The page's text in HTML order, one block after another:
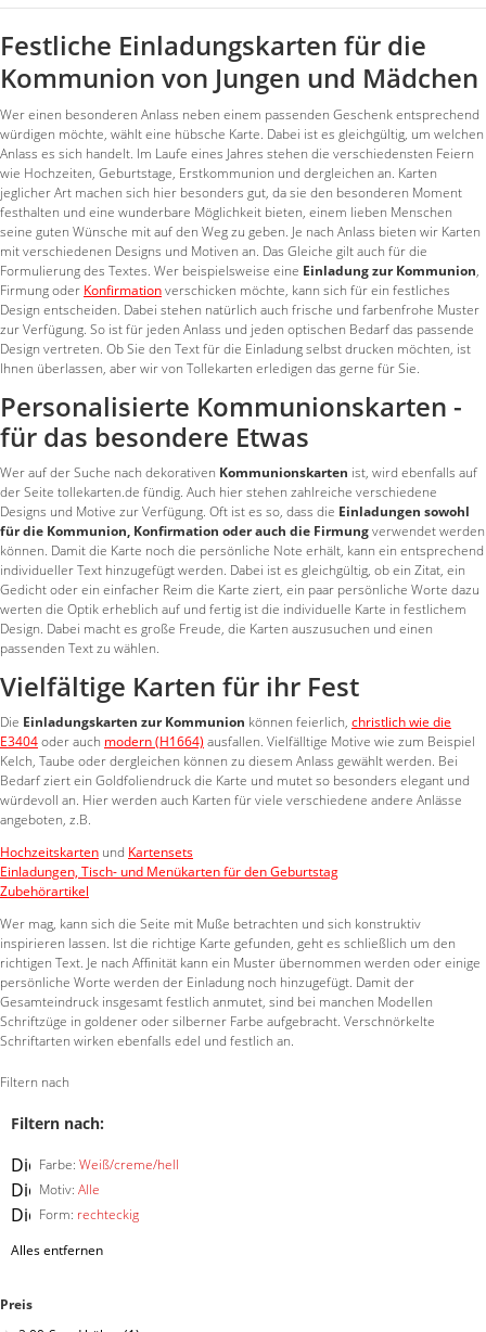
Festliche Einladungskarten für die
Kommunion von Jungen und Mädchen
Wer einen besonderen Anlass neben einem passenden Geschenk entsprechend
würdigen möchte, wählt eine hübsche Karte. Dabei ist es gleichgültig, um welchen
Anlass es sich handelt. Im Laufe eines Jahres stehen die verschiedensten Feiern
wie Hochzeiten, Geburtstage, Erstkommunion und dergleichen an. Karten
jeglicher Art machen sich hier besonders gut, da sie den besonderen Moment
festhalten und eine wunderbare Möglichkeit bieten, einem lieben Menschen
seine guten Wünsche mit auf den Weg zu geben. Je nach Anlass bieten wir Karten
mit verschiedenen Designs und Motiven an. Das Gleiche gilt auch für die
Formulierung des Textes. Wer beispielsweise eine Einladung zur Kommunion,
Firmung oder Konfirmationverschicken möchte, kann sich für ein festliches
Design entscheiden. Dabei stehen natürlich auch frische und farbenfrohe Muster
zur Verfügung. So ist für jeden Anlass und jeden optischen Bedarf das passende
Design vertreten. Ob Sie den Text für die Einladung selbst drucken möchten, ist
Ihnen überlassen, aber wir von Tollekarten erledigen das gerne für Sie.
Personalisierte Kommunionskarten -
für das besondere Etwas
Wer auf der Suche nach dekorativen Kommunionskarten ist, wird ebenfalls auf
der Seite tollekarten.de fündig. Auch hier stehen zahlreiche verschiedene
Designs und Motive zur Verfügung. Oft ist es so, dass die Einladungen sowohl
für die Kommunion, Konfirmation oder auch die Firmungverwendet werden
können. Damit die Karte noch die persönliche Note erhält, kann ein entsprechend
individueller Text hinzugefügt werden. Dabei ist es gleichgültig, ob ein Zitat, ein
Gedicht oder ein einfacher Reim die Karte ziert, ein paar persönliche Worte dazu
werten die Optik erheblich auf und fertig ist die individuelle Karte in festlichem
Design. Dabei macht es große Freude, die Karten auszusuchen und einen
passenden Text zu wählen.
Vielfältige Karten für ihr Fest
Die Einladungskarten zur Kommunion können feierlich, christlich wie die
E3404oder auch modern (H1664) ausfallen. Vielfälltige Motive wie zum Beispiel
Kelch, Taube oder dergleichen können zu diesem Anlass gewählt werden. Bei
Bedarf ziert ein Goldfoliendruck die Karte und mutet so besonders elegant und
würdevoll an. Hier werden auch Karten für viele verschiedene andere Anlässe
angeboten, z.B.
Hochzeitskarten und Kartensets
Einladungen, Tisch- und Menükarten für den Geburtstag
Zubehörartikel
Wer mag, kann sich die Seite mit Muße betrachten und sich konstruktiv
inspirieren lassen. Ist die richtige Karte gefunden, geht es schließlich um den
richtigen Text. Je nach Affinität kann ein Muster übernommen werden oder einige
persönliche Worte werden der Einladung noch hinzugefügt. Damit der
Gesamteindruck insgesamt festlich anmutet, sind bei manchen Modellen
Schriftzüge in goldener oder silberner Farbe aufgebracht. Verschnörkelte
Schriftarten wirken ebenfalls edel und festlich an.
Filtern nach
Filtern nach:
Farbe: Weiß/creme/hell
Diesen
Artikel
entfernen
Motiv: Alle
Diesen
Artikel
entfernen
Form: rechteckig
Diesen
entfernen
Alles entfernen
Preis